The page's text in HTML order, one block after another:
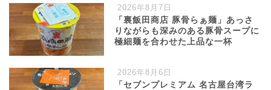
2026年8月7日
「裏飯田商店 豚骨らぁ麺」あっさ
りながらも深みのある豚骨スープに
極細麺を合わせた上品な一杯
2026年8月6日
「セブンプレミアム 名古屋台湾ラ